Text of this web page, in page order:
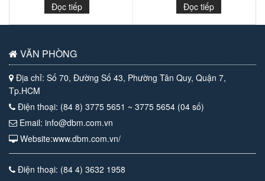
Đọc tiếp Đọc tiếp
VĂN PHÒNG
Địa chỉ: Số 70, Đường Số 43, Phường Tân Quy, Quận 7,
Tp.HCM
Điện thoại: (84 8) 3775 5651 ~ 3775 5654 (04 số)
Email: info@dbm.com.vn
Website:www.dbm.com.vn/
Điện thoại: (84 4) 3632 1958